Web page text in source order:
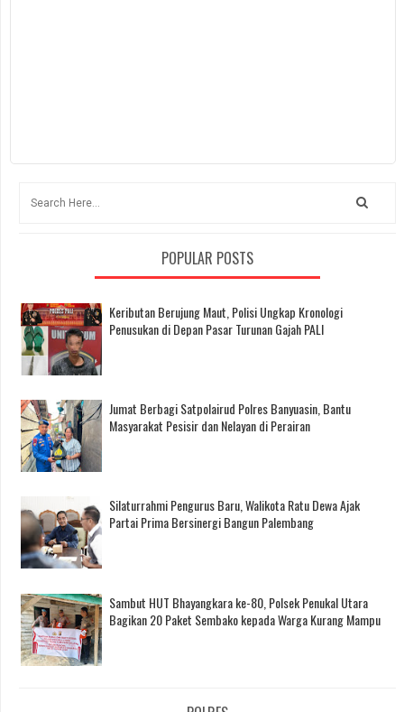
POPULAR POSTS
Keributan Berujung Maut, Polisi Ungkap Kronologi
Penusukan di Depan Pasar Turunan Gajah PALI
Jumat Berbagi Satpolairud Polres Banyuasin, Bantu
Masyarakat Pesisir dan Nelayan di Perairan
Silaturrahmi Pengurus Baru, Walikota Ratu Dewa Ajak
Partai Prima Bersinergi Bangun Palembang
Sambut HUT Bhayangkara ke-80, Polsek Penukal Utara
Bagikan 20 Paket Sembako kepada Warga Kurang Mampu